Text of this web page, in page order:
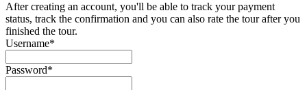
After creating an account, you'll be able to track your payment
status, track the confirmation and you can also rate the tour after you
finished the tour.
Username*
Password*